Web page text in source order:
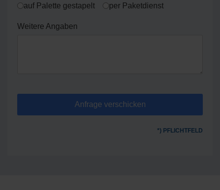
auf Palette gestapelt per Paketdienst
Weitere Angaben
Anfrage verschicken
*) PFLICHTFELD